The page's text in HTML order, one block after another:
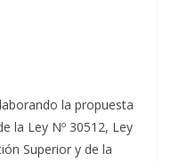
la propuesta
la Ley Nº 30512, Ley
Superior y de la